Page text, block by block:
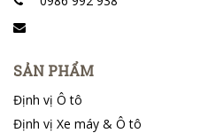
SẢN PHẨM
Định vị Ô tô
Định vị Xe máy & Ô tô